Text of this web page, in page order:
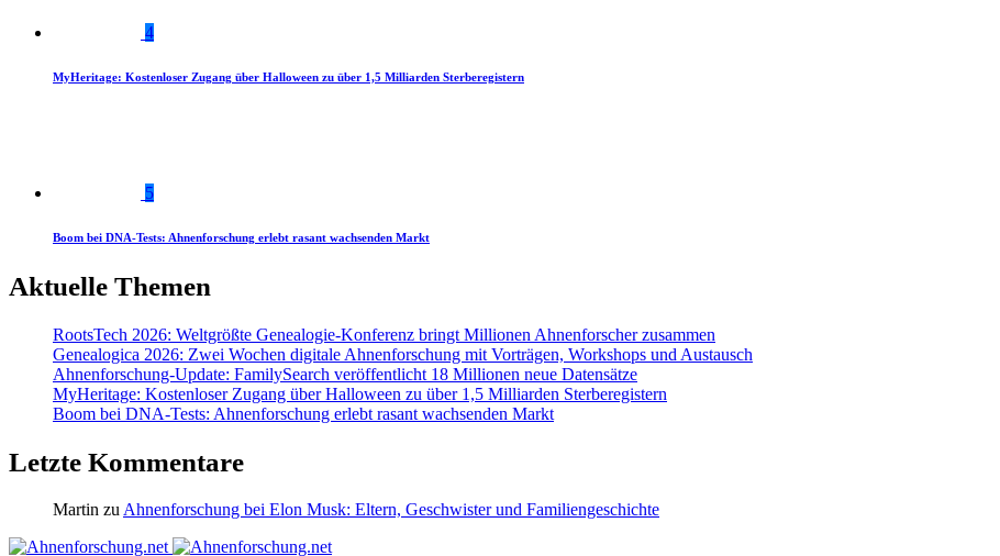
4
MyHeritage: Kostenloser Zugang über Halloween zu über 1,5 Milliarden Sterberegistern
5
Boom bei DNA-Tests: Ahnenforschung erlebt rasant wachsenden Markt
Aktuelle Themen
RootsTech 2026: Weltgrößte Genealogie-Konferenz bringt Millionen Ahnenforscher zusammen
Genealogica 2026: Zwei Wochen digitale Ahnenforschung mit Vorträgen, Workshops und Austausch
Ahnenforschung-Update: FamilySearch veröffentlicht 18 Millionen neue Datensätze
MyHeritage: Kostenloser Zugang über Halloween zu über 1,5 Milliarden Sterberegistern
Boom bei DNA-Tests: Ahnenforschung erlebt rasant wachsenden Markt
Letzte Kommentare
Martin zu Ahnenforschung bei Elon Musk: Eltern, Geschwister und Familiengeschichte